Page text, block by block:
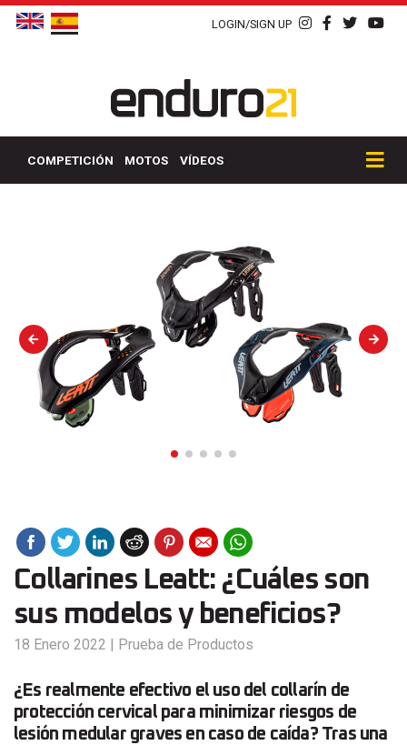
LOGIN/SIGN UP
COMPETICIÓN MOTOS VÍDEOS
Collarines Leatt: ¿Cuáles son
sus modelos y beneficios?
18 Enero 2022 | Prueba de Productos
¿Es realmente efectivo el uso del collarín de
protección cervical para minimizar riesgos de
lesión medular graves en caso de caída? Tras una